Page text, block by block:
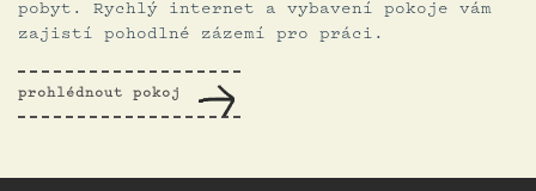
pobyt. Rychlý internet a vybavení pokoje vám
zajistí pohodlné zázemí pro práci.
prohlédnout pokoj